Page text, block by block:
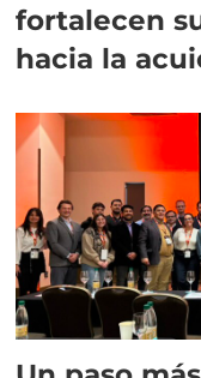
fortalecen
hacia la